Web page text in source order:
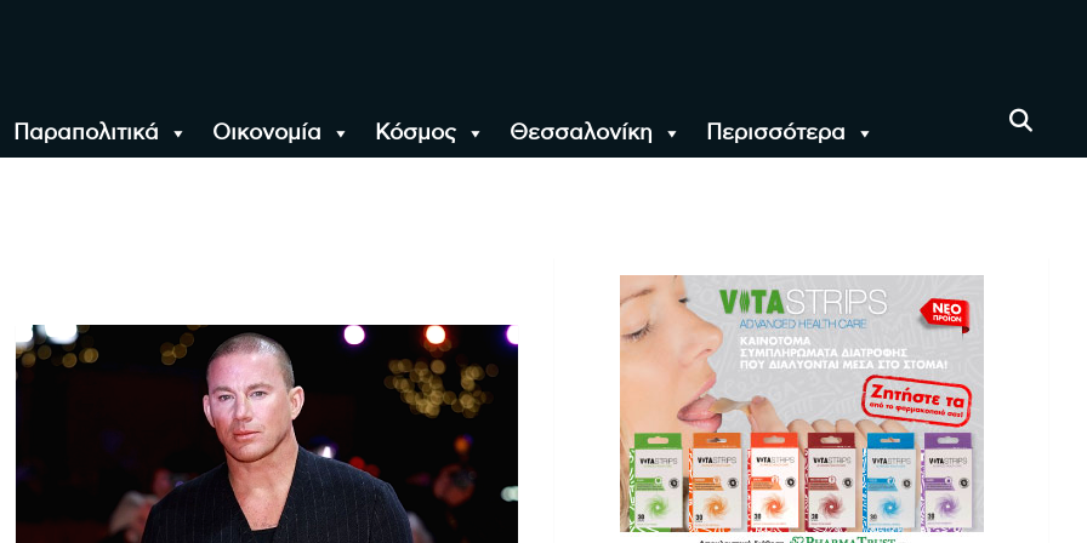
Παραπολιτικά Οικονομία Κόσμος Θεσσαλονίκη Περισσότερα